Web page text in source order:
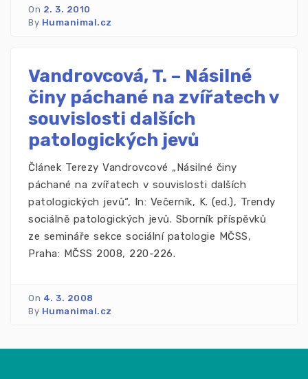
On 2. 3. 2010
By Humanimal.cz
Vandrovcová, T. – Násilné
činy páchané na zvířatech v
souvislosti dalších
patologických jevů
Článek Terezy Vandrovcové „Násilné činy
páchané na zvířatech v souvislosti dalších
patologických jevů“, In: Večerník, K. (ed.), Trendy
sociálně patologických jevů. Sborník příspěvků
ze semináře sekce sociální patologie MČSS,
Praha: MČSS 2008, 220-226.
On 4. 3. 2008
By Humanimal.cz